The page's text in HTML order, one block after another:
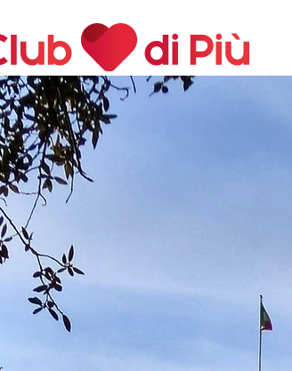
Quanto costa Club di Più
Domande Frequenti